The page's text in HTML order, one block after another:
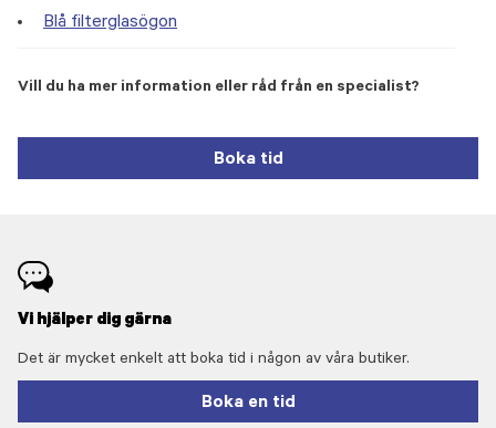
Blå filterglasögon
Vill du ha mer information eller råd från en specialist?
Boka tid
Vi hjälper dig gärna
Det är mycket enkelt att boka tid i någon av våra butiker.
Boka en tid